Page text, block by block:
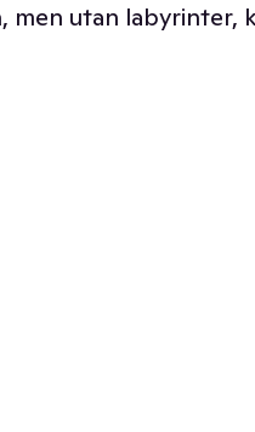
men utan labyrinter,